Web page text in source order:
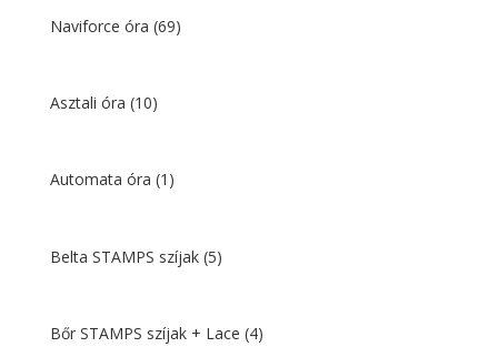
Naviforce óra (69)
Asztali óra (10)
Automata óra (1)
Belta STAMPS szíjak (5)
Bőr STAMPS szíjak + Lace (4)